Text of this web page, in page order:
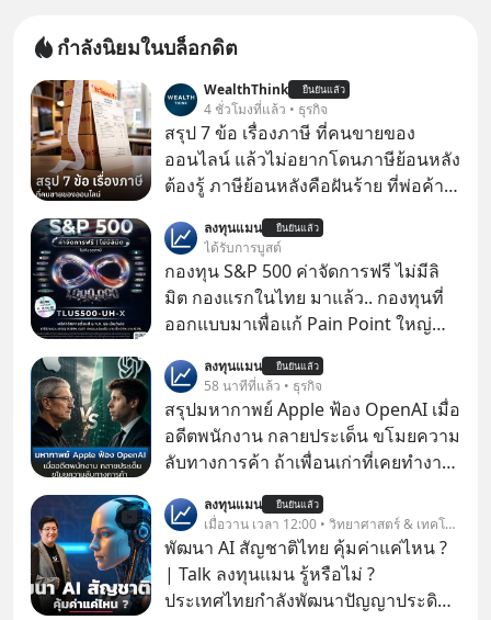
กำลังนิยมในบล็อกดิต
WealthThink ยืนยันแล้ว
4 ชั่วโมงที่แล้ว • ธุรกิจ
สรุป 7 ข้อ เรื่องภาษี ที่คนขายของ
ออนไลน์ แล้วไม่อยากโดนภาษีย้อนหลัง
ต้องรู้ ภาษีย้อนหลังคือฝันร้าย ที่พ่อค้า
ลงทุนแมน ยืนยันแล้ว
ได้รับการบูสต์
กองทุน S&P 500 ค่าจัดการฟรี ไม่มีลิ
มิต กองแรกในไทย มาแล้ว.. กองทุนที่
ออกแบบมาเพื่อแก้ Pain Point ใหญ่
ลงทุนแมน ยืนยันแล้ว
58 นาทีที่แล้ว • ธุรกิจ
สรุปมหากาพย์ Apple ฟ้อง OpenAI เมื่อ
อดีตพนักงาน กลายประเด็น ขโมยความ
ลับทางการค้า ถ้าเพื่อนเก่าที่เคยทำงาน
เก่าที่เขาเคยทำไว้ ตอนยังอยู่บริษัท
เดียวกัน
ลงทุนแมน ยืนยันแล้ว
เมื่อวาน เวลา 12:00 • วิทยาศาสตร์ & เทคโนโลยี
พัฒนา AI สัญชาติไทย คุ้มค่าแค่ไหน ?
| Talk ลงทุนแมน รู้หรือไม่ ?
ประเทศไทยกำลังพัฒนาปัญญาประดิษฐ์